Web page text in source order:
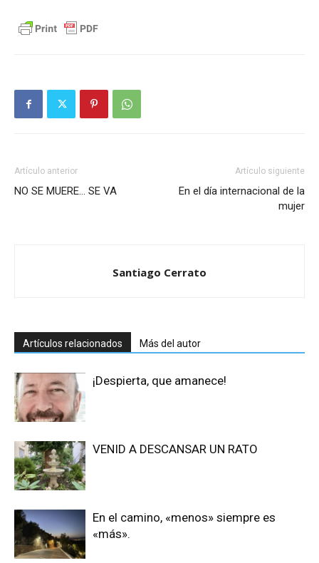
Artículo anterior
NO SE MUERE… SE VA
Artículo siguiente
En el día internacional de la
mujer
Santiago Cerrato
Artículos relacionados Más del autor
¡Despierta, que amanece!
VENID A DESCANSAR UN RATO
En el camino, «menos» siempre es
«más».